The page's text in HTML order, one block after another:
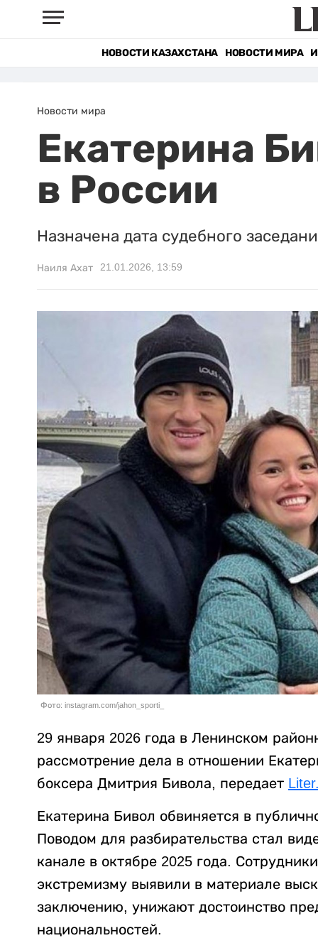
НОВОСТИ КАЗАХСТАНА НОВОСТИ МИРА
Новости мира
Екатерина
в России
Назначена дата судебного
Наиля Ахат 21.01.2026, 13:59
Фото: instagram.com/jahon_sporti_
29 января 2026 года в Ленинском
рассмотрение дела в отношении
боксера Дмитрия Бивола, передает
Екатерина Бивол обвиняется в
Поводом для разбирательства стал
канале в октябре 2025 года.
экстремизму выявили в материале
заключению, унижают достоинство
национальностей.